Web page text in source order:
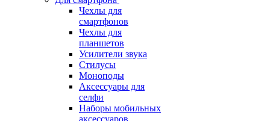
Чехлы для
смартфонов
Чехлы для
планшетов
Усилители звука
Стилусы
Моноподы
Аксессуары для
селфи
Наборы мобильных
аксессуаров